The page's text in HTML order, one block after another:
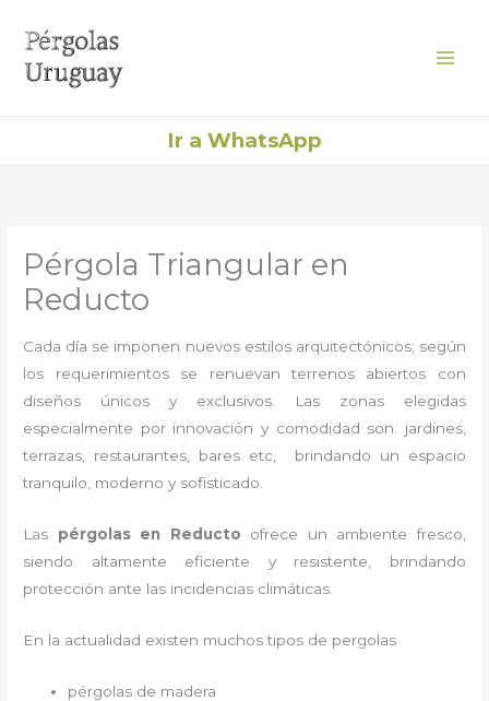
contenido
Ir a WhatsApp
Pérgola Triangular en
Reducto
Cada día se imponen nuevos estilos arquitectónicos; según
los requerimientos se renuevan terrenos abiertos con
diseños únicos y exclusivos. Las zonas elegidas
especialmente por innovación y comodidad son: jardines,
terrazas, restaurantes, bares etc, brindando un espacio
tranquilo, moderno y sofisticado.
Las pérgolas en Reducto ofrece un ambiente fresco,
siendo altamente eficiente y resistente, brindando
protección ante las incidencias climáticas.
En la actualidad existen muchos tipos de pergolas
pérgolas de madera